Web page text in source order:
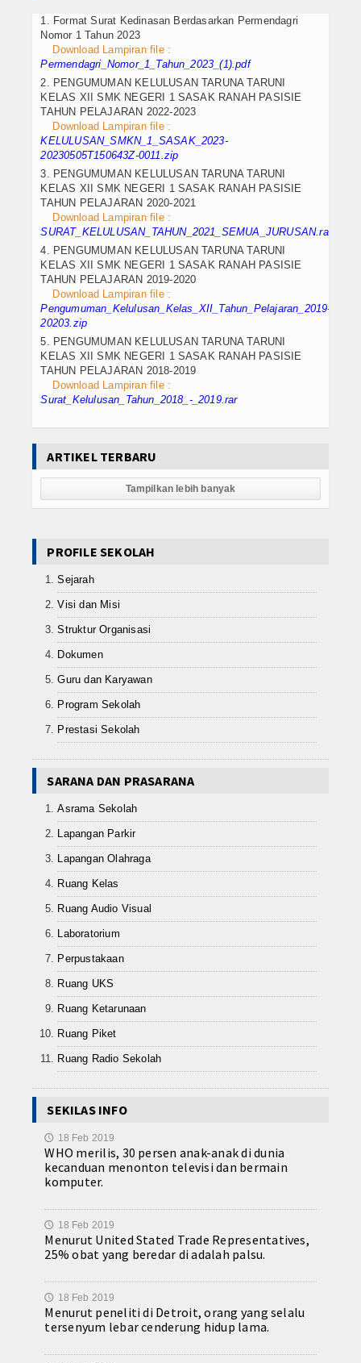
Internasional
Teknologi
Koleksi Video
Album Foto
E-Learning
Agenda
Data Alumni
Konsultasi
Keahlian
Nautika Kapal Penangkap Ikan (
Teknika Kapal Penangkap Ikan (
Dalam Negeri
Agribisnis Budidaya Perikanan
Teknik Sepeda Motor ( TSM )
Rekayasa Perangkat Lunak ( RPL
1. Format Surat Kedinasan Berdasarkan Permendagri
Nomor 1 Tahun 2023
Download Lampiran file :
Permendagri_Nomor_1_Tahun_2023_(1).pdf
2. PENGUMUMAN KELULUSAN TARUNA TARUNI
KELAS XII SMK NEGERI 1 SASAK RANAH PASISIE
TAHUN PELAJARAN 2022-2023
Download Lampiran file :
KELULUSAN_SMKN_1_SASAK_2023-
20230505T150643Z-0011.zip
3. PENGUMUMAN KELULUSAN TARUNA TARUNI
KELAS XII SMK NEGERI 1 SASAK RANAH PASISIE
TAHUN PELAJARAN 2020-2021
Download Lampiran file :
SURAT_KELULUSAN_TAHUN_2021_SEMUA_JURUSAN.rar
4. PENGUMUMAN KELULUSAN TARUNA TARUNI
KELAS XII SMK NEGERI 1 SASAK RANAH PASISIE
TAHUN PELAJARAN 2019-2020
Download Lampiran file :
Pengumuman_Kelulusan_Kelas_XII_Tahun_Pelajaran_2019-
20203.zip
5. PENGUMUMAN KELULUSAN TARUNA TARUNI
KELAS XII SMK NEGERI 1 SASAK RANAH PASISIE
TAHUN PELAJARAN 2018-2019
Download Lampiran file :
Surat_Kelulusan_Tahun_2018_-_2019.rar
ARTIKEL TERBARU
Tampilkan lebih banyak
PROFILE SEKOLAH
Sejarah
Visi dan Misi
Struktur Organisasi
Dokumen
Guru dan Karyawan
Program Sekolah
Prestasi Sekolah
SARANA DAN PRASARANA
Asrama Sekolah
Lapangan Parkir
Lapangan Olahraga
Ruang Kelas
Ruang Audio Visual
Laboratorium
Perpustakaan
Ruang UKS
Ruang Ketarunaan
Ruang Piket
Ruang Radio Sekolah
SEKILAS INFO
🕔 18 Feb 2019
WHO merilis, 30 persen anak-anak di dunia
kecanduan menonton televisi dan bermain
komputer.
🕔 18 Feb 2019
Menurut United Stated Trade Representatives,
25% obat yang beredar di adalah palsu.
🕔 18 Feb 2019
Menurut peneliti di Detroit, orang yang selalu
tersenyum lebar cenderung hidup lama.